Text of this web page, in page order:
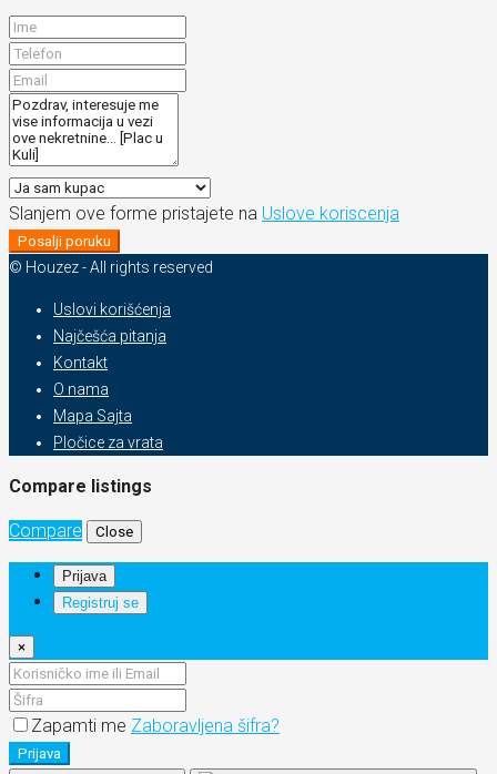
Slanjem ove forme pristajete na Uslove koriscenja
Posalji poruku
© Houzez - All rights reserved
Uslovi korišćenja
Najčešća pitanja
Kontakt
O nama
Mapa Sajta
Pločice za vrata
Compare listings
Compare Close
Prijava
Registruj se
×
Zapamti me Zaboravljena šifra?
Prijava